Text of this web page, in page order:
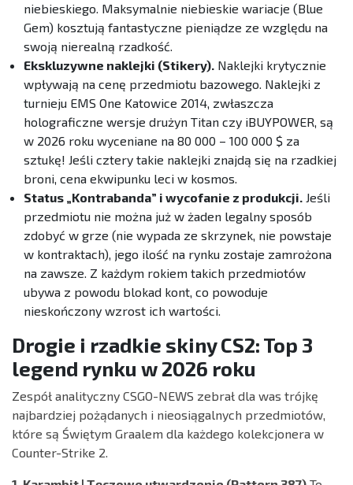
niebieskiego. Maksymalnie niebieskie wariacje (Blue
Gem) kosztują fantastyczne pieniądze ze względu na
swoją nierealną rzadkość.
Ekskluzywne naklejki (Stikery). Naklejki krytycznie
wpływają na cenę przedmiotu bazowego. Naklejki z
turnieju EMS One Katowice 2014, zwłaszcza
holograficzne wersje drużyn Titan czy iBUYPOWER, są
w 2026 roku wyceniane na 80 000 – 100 000 $ za
sztukę! Jeśli cztery takie naklejki znajdą się na rzadkiej
broni, cena ekwipunku leci w kosmos.
Status „Kontrabanda” i wycofanie z produkcji. Jeśli
przedmiotu nie można już w żaden legalny sposób
zdobyć w grze (nie wypada ze skrzynek, nie powstaje
w kontraktach), jego ilość na rynku zostaje zamrożona
na zawsze. Z każdym rokiem takich przedmiotów
ubywa z powodu blokad kont, co powoduje
nieskończony wzrost ich wartości.
Drogie i rzadkie skiny CS2: Top 3
legend rynku w 2026 roku
Zespół analityczny CSGO-NEWS zebrał dla was trójkę
najbardziej pożądanych i nieosiągalnych przedmiotów,
które są Świętym Graalem dla każdego kolekcjonera w
Counter-Strike 2.